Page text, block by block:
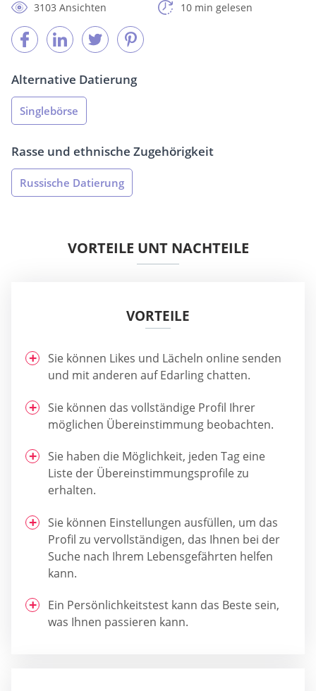
3103 Ansichten
10 min gelesen
Alternative Datierung
Singlebörse
Rasse und ethnische Zugehörigkeit
Russische Datierung
VORTEILE UNT NACHTEILE
VORTEILE
Sie können Likes und Lächeln online senden
und mit anderen auf Edarling chatten.
Sie können das vollständige Profil Ihrer
möglichen Übereinstimmung beobachten.
Sie haben die Möglichkeit, jeden Tag eine
Liste der Übereinstimmungsprofile zu
erhalten.
Sie können Einstellungen ausfüllen, um das
Profil zu vervollständigen, das Ihnen bei der
Suche nach Ihrem Lebensgefährten helfen
kann.
Ein Persönlichkeitstest kann das Beste sein,
was Ihnen passieren kann.